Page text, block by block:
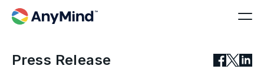
Press Release